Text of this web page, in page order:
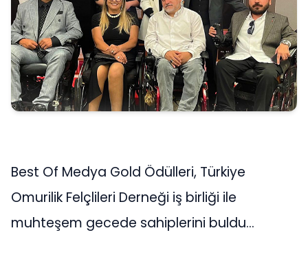
Best Of Medya Gold Ödülleri, Türkiye
Omurilik Felçlileri Derneği iş birliği ile
muhteşem gecede sahiplerini buldu…